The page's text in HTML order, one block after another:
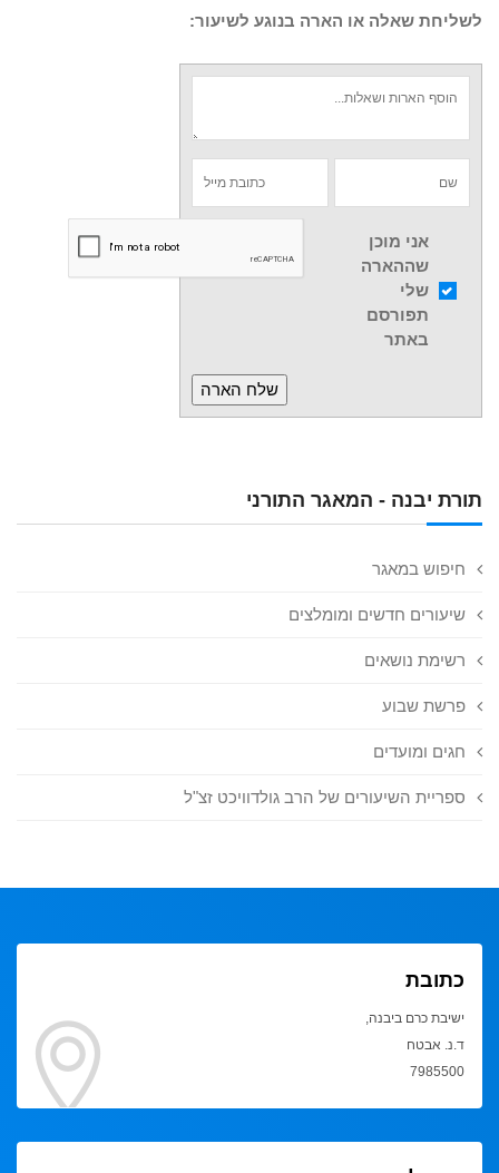
תורת יבנה - המאגר התורני
חיפוש במאגר
שיעורים חדשים ומומלצים
רשימת נושאים
פרשת שבוע
חגים ומועדים
ספריית השיעורים של הרב גולדוויכט זצ"ל
לשליחת שאלה או הארה בנוגע לשיעור:
אני מוכן
שההארה
שלי
תפורסם
באתר
כתובת
ישיבת כרם ביבנה,
ד.נ. אבטח
7985500